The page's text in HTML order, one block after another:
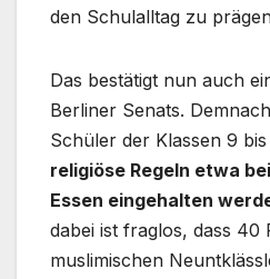
den Schulalltag zu
Das bestätigt nun auch
Berliner Senats.
Schüler der Klassen 9 bis
religiöse Regeln etwa
Essen eingehalten
dabei ist fraglos, dass 40
muslimischen